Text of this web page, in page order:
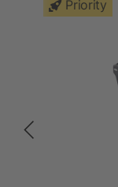
Priority